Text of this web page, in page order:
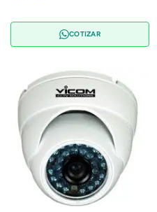
COTIZAR